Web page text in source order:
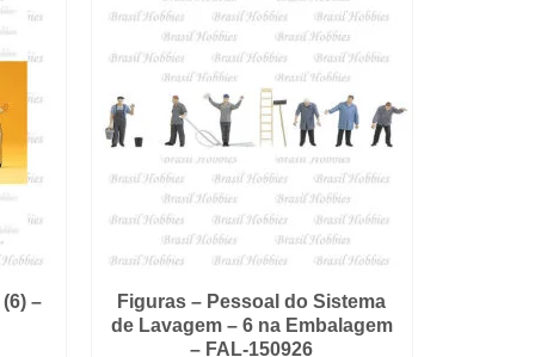
–
Figuras – Pessoal do Sistema
de Lavagem – 6 na Embalagem
– FAL-150926